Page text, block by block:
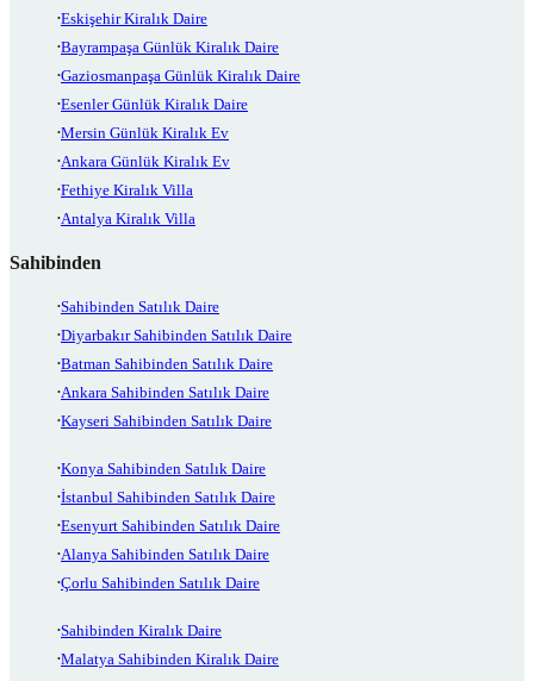
Eskişehir Kiralık Daire
Bayrampaşa Günlük Kiralık Daire
Gaziosmanpaşa Günlük Kiralık Daire
Esenler Günlük Kiralık Daire
Mersin Günlük Kiralık Ev
Ankara Günlük Kiralık Ev
Fethiye Kiralık Villa
Antalya Kiralık Villa
Sahibinden
Sahibinden Satılık Daire
Diyarbakır Sahibinden Satılık Daire
Batman Sahibinden Satılık Daire
Ankara Sahibinden Satılık Daire
Kayseri Sahibinden Satılık Daire
Konya Sahibinden Satılık Daire
İstanbul Sahibinden Satılık Daire
Esenyurt Sahibinden Satılık Daire
Alanya Sahibinden Satılık Daire
Çorlu Sahibinden Satılık Daire
Sahibinden Kiralık Daire
Malatya Sahibinden Kiralık Daire